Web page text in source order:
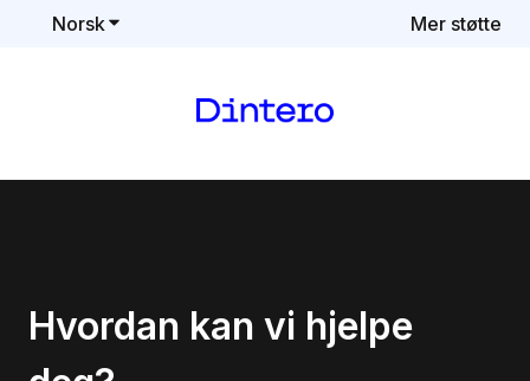
Norsk Vis undermeny for oversettelser Mer støtte
Hvordan kan vi hjelpe